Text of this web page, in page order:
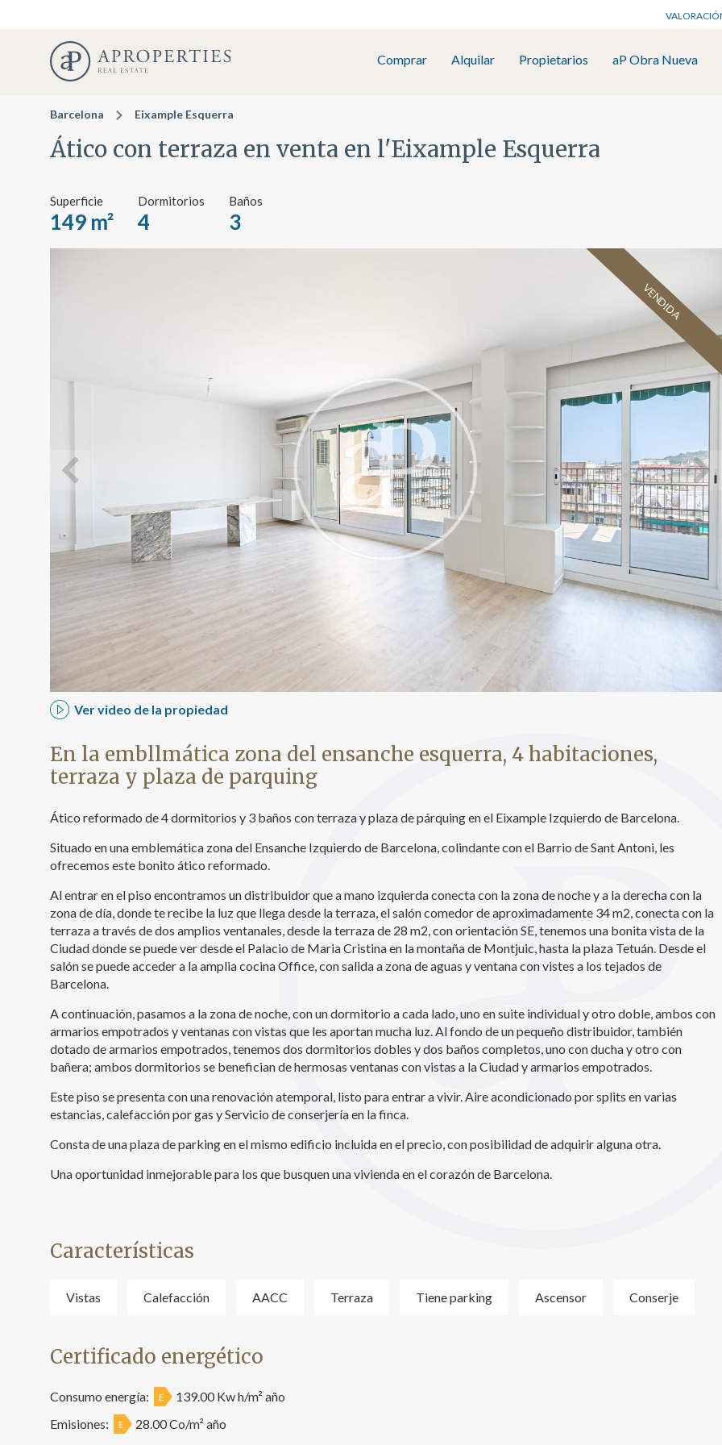
Comprar Alquilar Propietarios aP Obra Nueva
Barcelona Eixample Esquerra
Ático con terraza en venta en l'Eixample Esquerra
Superficie
149 m²
Dormitorios
4
Baños
3
VENDIDA
Ver video de la propiedad
En la embllmática zona del ensanche esquerra, 4 habitaciones,
terraza y plaza de parquing
Ático reformado de 4 dormitorios y 3 baños con terraza y plaza de párquing en el Eixample Izquierdo de Barcelona.
Situado en una emblemática zona del Ensanche Izquierdo de Barcelona, colindante con el Barrio de Sant Antoni, les
ofrecemos este bonito ático reformado.
Al entrar en el piso encontramos un distribuidor que a mano izquierda conecta con la zona de noche y a la derecha con la
zona de día, donde te recibe la luz que llega desde la terraza, el salón comedor de aproximadamente 34 m2, conecta con la
terraza a través de dos amplios ventanales, desde la terraza de 28 m2, con orientación SE, tenemos una bonita vista de la
Ciudad donde se puede ver desde el Palacio de Maria Cristina en la montaña de Montjuic, hasta la plaza Tetuán. Desde el
salón se puede acceder a la amplia cocina Office, con salida a zona de aguas y ventana con vistes a los tejados de
Barcelona.
A continuación, pasamos a la zona de noche, con un dormitorio a cada lado, uno en suite individual y otro doble, ambos con
armarios empotrados y ventanas con vistas que les aportan mucha luz. Al fondo de un pequeño distribuidor, también
dotado de armarios empotrados, tenemos dos dormitorios dobles y dos baños completos, uno con ducha y otro con
bañera; ambos dormitorios se benefician de hermosas ventanas con vistas a la Ciudad y armarios empotrados.
Este piso se presenta con una renovación atemporal, listo para entrar a vivir. Aire acondicionado por splits en varias
estancias, calefacción por gas y Servicio de conserjería en la finca.
Consta de una plaza de parking en el mismo edificio incluida en el precio, con posibilidad de adquirir alguna otra.
Una oportunidad inmejorable para los que busquen una vivienda en el corazón de Barcelona.
Características
Vistas Calefacción AACC Terraza Tiene parking Ascensor Conserje
Certificado energético
Consumo energía: E
139.00 Kw h/m² año
Emisiones:
E 28.00 Co/m² año
Modificar cookies
Siempre
Este sitio web utiliza Cookies propias para recopilar información con la finalidad
mejorar nuestros servicios. Si continua navegando, supone la aceptación de la
instalación de las mismas. El usuario tiene la posibilidad de configurar su
pudiendo, si así lo desea, impedir que sean instaladas en su disco duro,
deberá tener en cuenta que dicha acción podrá ocasionar dificultades de
Analíticas y personalización
los usuarios con el fin de introducir mejoras en función del análisis de los datos
que hacen los usuarios del servicio. Permiten guardar la información de
experiencia a través de productos recomendados.
Marketing y publicidad
Estas cookies son utilizadas para almacenar información sobre las
elecciones personales del usuario a través de la observación continuada de sus
hábitos de navegación. Gracias a ellas, podemos conocer los hábitos de
en el sitio web y mostrar publicidad relacionada con el perfil de navegación del
usuario.